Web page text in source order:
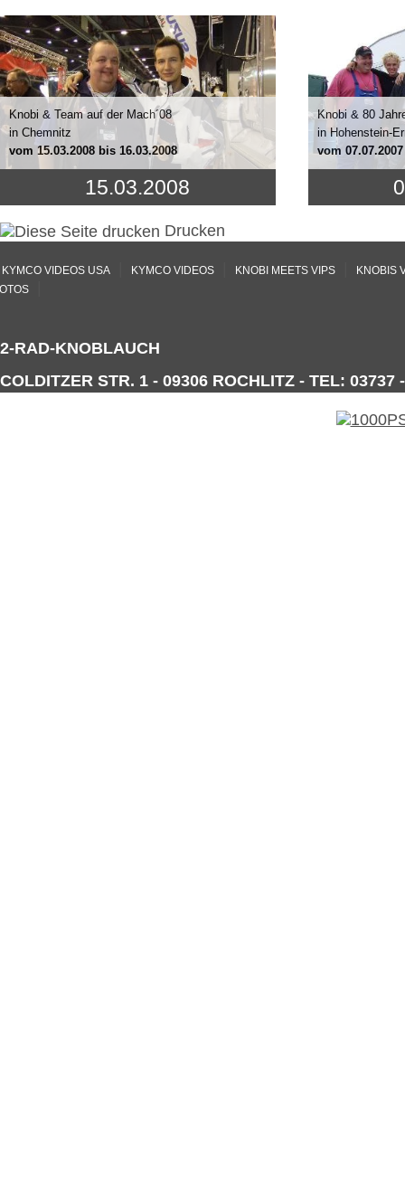
Knobi & Team auf der Mach´08
in Chemnitz
vom 15.03.2008 bis 16.03.2008
15.03.2008
Knobi & 80
in Hohenstein-
vom 07.07.2007
Drucken
KYMCO VIDEOS USA KYMCO VIDEOS KNOBI MEETS VIPS
KNOBIS
2-RAD-KNOBLAUCH
COLDITZER STR. 1 - 09306 ROCHLITZ - TEL: 03737